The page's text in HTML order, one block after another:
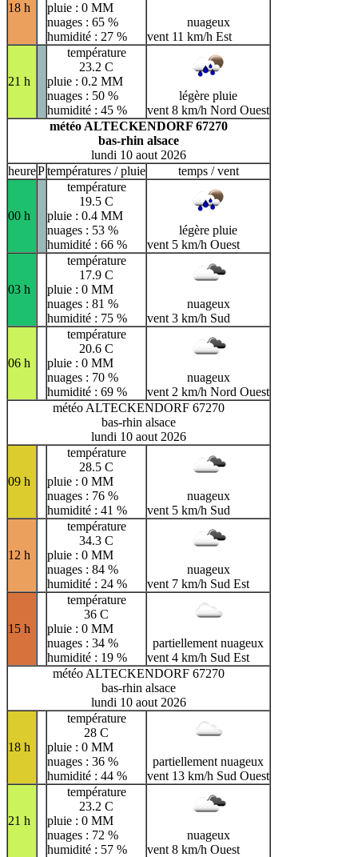
18 h
pluie : 0 MM
nuages : 65 %
humidité : 27 %
nuageux
vent 11 km/h Est
21 h
température
23.2 C
pluie : 0.2 MM
nuages : 50 %
humidité : 45 %
légère pluie
vent 8 km/h Nord Ouest
météo ALTECKENDORF 67270
bas-rhin alsace
lundi 10 aout 2026
heurePtempératures / pluie temps / vent
00 h
température
19.5 C
pluie : 0.4 MM
nuages : 53 %
humidité : 66 %
légère pluie
vent 5 km/h Ouest
03 h
température
17.9 C
pluie : 0 MM
nuages : 81 %
humidité : 75 %
nuageux
vent 3 km/h Sud
06 h
température
20.6 C
pluie : 0 MM
nuages : 70 %
humidité : 69 %
nuageux
vent 2 km/h Nord Ouest
météo ALTECKENDORF 67270
bas-rhin alsace
lundi 10 aout 2026
09 h
température
28.5 C
pluie : 0 MM
nuages : 76 %
humidité : 41 %
nuageux
vent 5 km/h Sud
12 h
température
34.3 C
pluie : 0 MM
nuages : 84 %
humidité : 24 %
nuageux
vent 7 km/h Sud Est
15 h
température
36 C
pluie : 0 MM
nuages : 34 %
humidité : 19 %
partiellement nuageux
vent 4 km/h Sud Est
météo ALTECKENDORF 67270
bas-rhin alsace
lundi 10 aout 2026
18 h
température
28 C
pluie : 0 MM
nuages : 36 %
humidité : 44 %
partiellement nuageux
vent 13 km/h Sud Ouest
21 h
température
23.2 C
pluie : 0 MM
nuages : 72 %
humidité : 57 %
nuageux
vent 8 km/h Ouest